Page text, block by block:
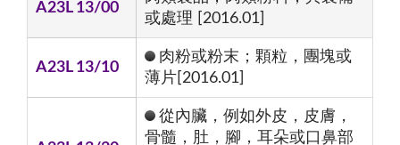
A23L 13/00
或處理 [2016.01]
A23L 13/10
肉粉或粉末；顆粒，團塊或
薄片[2016.01]
從內臟，例如外皮，皮膚，
骨髓，肚，腳，耳朵或口鼻部